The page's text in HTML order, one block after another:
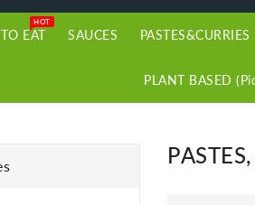
EAT
HOT
SAUCES PASTES&CURRIES
PLANT BASED